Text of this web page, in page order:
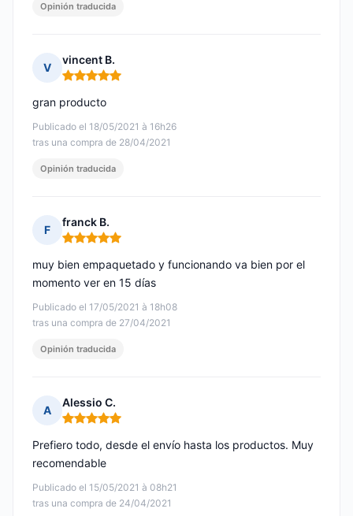
Opinión traducida
V
vincent B.
Nota: 5 de 5
Publicado el 18/05/2021 à 16h26
tras una compra de 28/04/2021
gran producto
Opinión traducida
F
franck B.
Nota: 5 de 5
Publicado el 17/05/2021 à 18h08
tras una compra de 27/04/2021
muy bien empaquetado y funcionando va bien por el
momento ver en 15 días
Opinión traducida
A
Alessio C.
Nota: 5 de 5
Publicado el 15/05/2021 à 08h21
tras una compra de 24/04/2021
Prefiero todo, desde el envío hasta los productos. Muy
recomendable